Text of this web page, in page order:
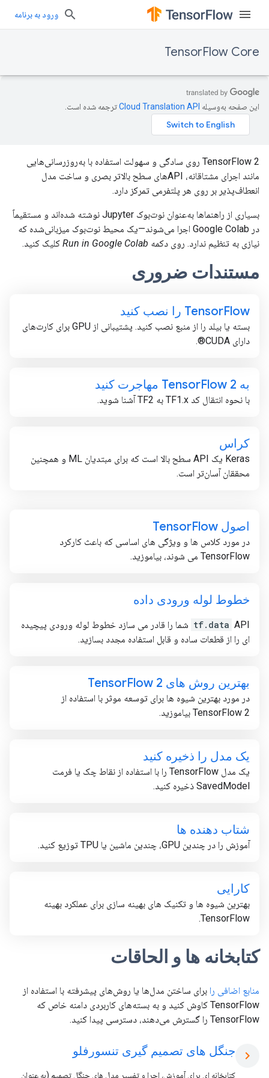
ورود به برنامه
TensorFlow Core
این صفحه به‌وسیله ترجمه شده است.
TensorFlow 2 روی سادگی و سهولت استفاده با به‌روزرسانی‌هایی
مانند اجرای مشتاقانه، APIهای سطح بالاتر بصری و ساخت مدل
انعطاف‌پذیر بر روی هر پلتفرمی تمرکز دارد.
بسیاری از راهنماها به‌عنوان نوت‌بوک Jupyter نوشته شده‌اند و مستقیماً
در Google Colab اجرا می‌شوند—یک محیط نوت‌بوک میزبانی‌شده که
نیازی به تنظیم ندارد. روی دکمه Run in Google Colab کلیک کنید.
مستندات ضروری
TensorFlow را نصب کنید
بسته یا بیلد را از منبع نصب کنید. پشتیبانی از GPU برای کارت‌های
دارای CUDA®.
به Tensor Flow 2 مهاجرت کنید
با نحوه انتقال کد TF1.x به TF2 آشنا شوید.
کراس
Keras یک API سطح بالا است که برای مبتدیان ML و همچنین
محققان آسان‌تر است.
اصول Tensor Flow
در مورد کلاس ها و ویژگی های اساسی که باعث کارکرد
TensorFlow می شوند، بیاموزید.
خطوط لوله ورودی داده
tf.data API شما را قادر می سازد خطوط لوله ورودی پیچیده
ای را از قطعات ساده و قابل استفاده مجدد بسازید.
بهترین روش های Tensor Flow 2
در مورد بهترین شیوه ها برای توسعه موثر با استفاده از
TensorFlow 2 بیاموزید.
یک مدل را ذخیره کنید
یک مدل TensorFlow را با استفاده از نقاط چک یا فرمت
SavedModel ذخیره کنید.
شتاب دهنده ها
آموزش را در چندین GPU، چندین ماشین یا TPU توزیع کنید.
کارایی
بهترین شیوه ها و تکنیک های بهینه سازی برای عملکرد بهینه
TensorFlow.
کتابخانه ها و الحاقات
منابع اضافی را برای ساختن مدل‌ها یا روش‌های پیشرفته با استفاده از
TensorFlow کاوش کنید و به بسته‌های کاربردی دامنه خاص که
TensorFlow را گسترش می‌دهند، دسترسی پیدا کنید.
chevron_right جنگل های تصمیم گیری تنسورفلو
کتابخانه ای برای آموزش، اجرا و تفسیر مدل های جنگل تصمیم (به عنوان